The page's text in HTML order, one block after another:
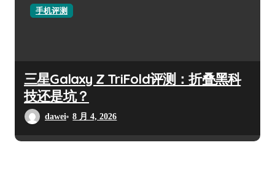
手机评测
三星Galaxy Z TriFold评测：折叠黑科
技还是坑？
dawei 8 月 4, 2026